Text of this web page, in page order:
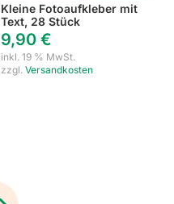
Kleine Fotoaufkleber mit
Text, 28 Stück
9,90 €
inkl. 19 % MwSt.
zzgl. Versandkosten